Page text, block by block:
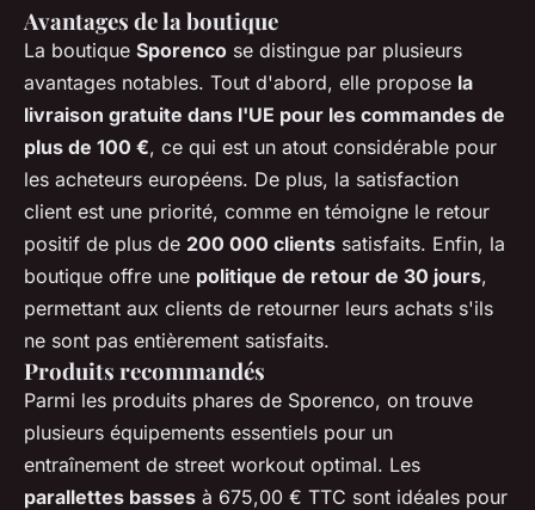
Avantages de la boutique
La boutique Sporenco se distingue par plusieurs
avantages notables. Tout d'abord, elle propose la
livraison gratuite dans l'UE pour les commandes de
plus de 100 €, ce qui est un atout considérable pour
les acheteurs européens. De plus, la satisfaction
client est une priorité, comme en témoigne le retour
positif de plus de 200 000 clients satisfaits. Enfin, la
boutique offre une politique de retour de 30 jours,
permettant aux clients de retourner leurs achats s'ils
ne sont pas entièrement satisfaits.
Produits recommandés
Parmi les produits phares de Sporenco, on trouve
plusieurs équipements essentiels pour un
entraînement de street workout optimal. Les
parallettes basses à 675,00 € TTC sont idéales pour